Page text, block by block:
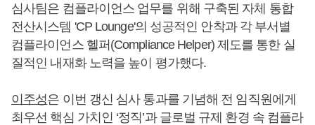
심사팀은 컴플라이언스 업무를 위해 구축된 자체 통합
전산시스템 'CP Lounge'의 성공적인 안착과 각 부서별
컴플라이언스 헬퍼(Compliance Helper) 제도를 통한 실
질적인 내재화 노력을 높이 평가했다.
이주성은 이번 갱신 심사 통과를 기념해 전 임직원에게
최우선 핵심 가치인 ‘정직’과 글로벌 규제 환경 속 컴플라